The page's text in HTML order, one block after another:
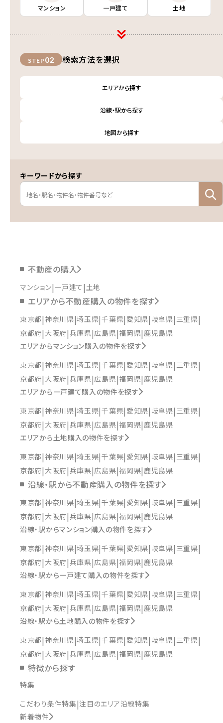
マンション 一戸建て 土地
STEP 02 検索方法を選択
エリアから探す
沿線・駅から探す
地図から探す
キーワードから探す
不動産の購入
マンション 一戸建て 土地
エリアから不動産購入の物件を探す
東京都 神奈川県 埼玉県 千葉県 愛知県 岐阜県 三重県
京都府 大阪府 兵庫県 広島県 福岡県 鹿児島県
エリアからマンション購入の物件を探す
東京都 神奈川県 埼玉県 千葉県 愛知県 岐阜県 三重県
京都府 大阪府 兵庫県 広島県 福岡県 鹿児島県
エリアから一戸建て購入の物件を探す
東京都 神奈川県 埼玉県 千葉県 愛知県 岐阜県 三重県
京都府 大阪府 兵庫県 広島県 福岡県 鹿児島県
エリアから土地購入の物件を探す
東京都 神奈川県 埼玉県 千葉県 愛知県 岐阜県 三重県
京都府 大阪府 兵庫県 広島県 福岡県 鹿児島県
沿線・駅から不動産購入の物件を探す
東京都 神奈川県 埼玉県 千葉県 愛知県 岐阜県 三重県
京都府 大阪府 兵庫県 広島県 福岡県 鹿児島県
沿線・駅からマンション購入の物件を探す
東京都 神奈川県 埼玉県 千葉県 愛知県 岐阜県 三重県
京都府 大阪府 兵庫県 広島県 福岡県 鹿児島県
沿線・駅から一戸建て購入の物件を探す
東京都 神奈川県 埼玉県 千葉県 愛知県 岐阜県 三重県
京都府 大阪府 兵庫県 広島県 福岡県 鹿児島県
沿線・駅から土地購入の物件を探す
東京都 神奈川県 埼玉県 千葉県 愛知県 岐阜県 三重県
京都府 大阪府 兵庫県 広島県 福岡県 鹿児島県
特徴から探す
特集
こだわり条件特集 注目のエリア沿線特集
新着物件